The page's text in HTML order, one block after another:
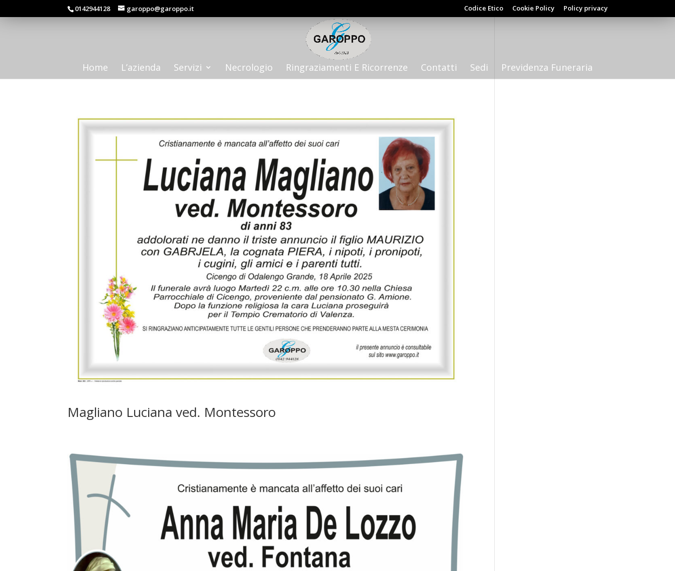
0142944128 garoppo@garoppo.it Codice Etico Cookie Policy Policy privacy
Home L’azienda Servizi Necrologio Ringraziamenti E Ricorrenze Contatti Sedi Previdenza Funeraria
Magliano Luciana ved. Montessoro